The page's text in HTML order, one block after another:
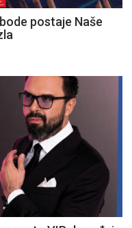
postaje Naše